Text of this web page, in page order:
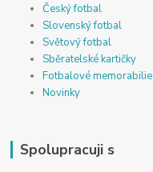
Český fotbal
Slovenský fotbal
Světový fotbal
Sběratelské kartičky
Fotbalové memorabilie
Novinky
Spolupracuji s